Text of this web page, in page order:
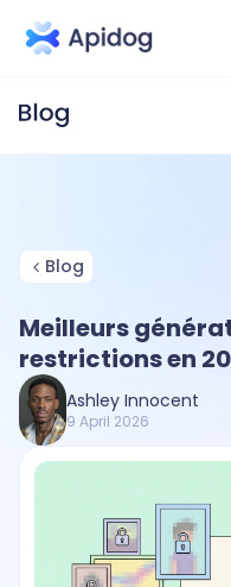
Blog
Meilleurs
restrictions en
Ashley Innocent
9 April 2026